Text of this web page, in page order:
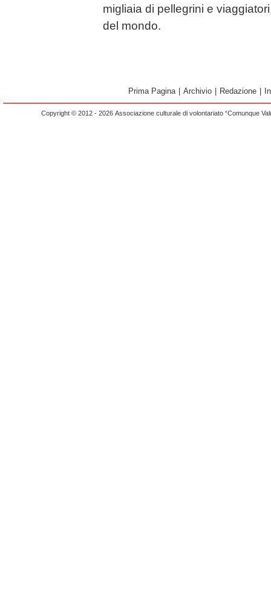
migliaia di pellegrini e
del mondo.
Prima Pagina | Archivio | Redazione |
Copyright © 2012 - 2026 Associazione culturale di volontariato “Comunque